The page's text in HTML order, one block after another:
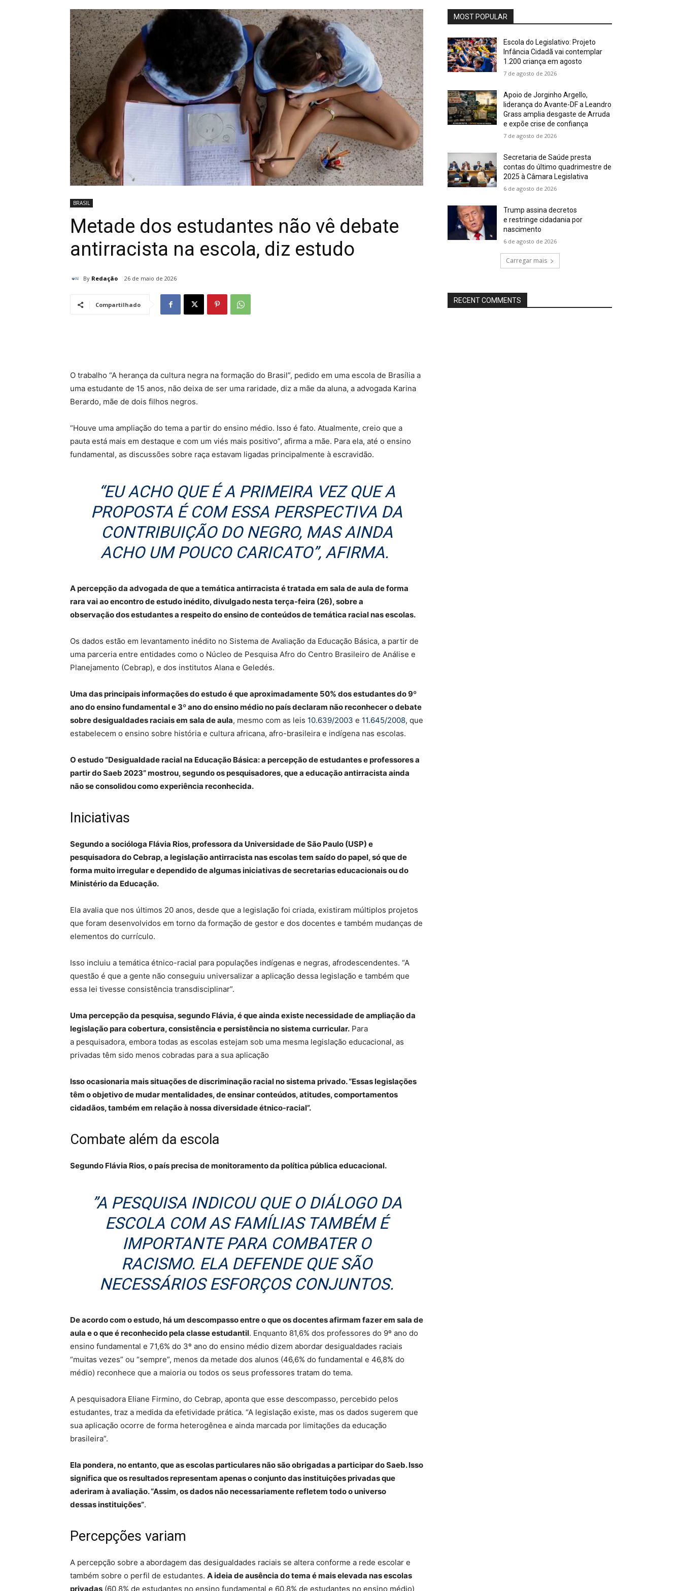
BRASIL
Metade dos estudantes não vê debate
antirracista na escola, diz estudo
By Redação 26 de maio de 2026
Compartilhado
O trabalho “A herança da cultura negra na formação do Brasil”, pedido em uma escola de Brasília a
uma estudante de 15 anos, não deixa de ser uma raridade, diz a mãe da aluna, a advogada Karina
Berardo, mãe de dois filhos negros.
“Houve uma ampliação do tema a partir do ensino médio. Isso é fato. Atualmente, creio que a
pauta está mais em destaque e com um viés mais positivo”, afirma a mãe. Para ela, até o ensino
fundamental, as discussões sobre raça estavam ligadas principalmente à escravidão.
“EU ACHO QUE É A PRIMEIRA VEZ QUE A
PROPOSTA É COM ESSA PERSPECTIVA DA
CONTRIBUIÇÃO DO NEGRO, MAS AINDA
ACHO UM POUCO CARICATO”, AFIRMA.
A percepção da advogada de que a temática antirracista é tratada em sala de aula de forma
rara vai ao encontro de estudo inédito, divulgado nesta terça-feira (26), sobre a
observação dos estudantes a respeito do ensino de conteúdos de temática racial nas escolas.
Os dados estão em levantamento inédito no Sistema de Avaliação da Educação Básica, a partir de
uma parceria entre entidades como o Núcleo de Pesquisa Afro do Centro Brasileiro de Análise e
Planejamento (Cebrap), e dos institutos Alana e Geledés.
Uma das principais informações do estudo é que aproximadamente 50% dos estudantes do 9º
ano do ensino fundamental e 3º ano do ensino médio no país declaram não reconhecer o debate
sobre desigualdades raciais em sala de aula, mesmo com as leis 10.639/2003 e 11.645/2008, que
estabelecem o ensino sobre história e cultura africana, afro-brasileira e indígena nas escolas.
O estudo “Desigualdade racial na Educação Básica: a percepção de estudantes e professores a
partir do Saeb 2023” mostrou, segundo os pesquisadores, que a educação antirracista ainda
não se consolidou como experiência reconhecida.
Iniciativas
Segundo a socióloga Flávia Rios, professora da Universidade de São Paulo (USP) e
pesquisadora do Cebrap, a legislação antirracista nas escolas tem saído do papel, só que de
forma muito irregular e dependido de algumas iniciativas de secretarias educacionais ou do
Ministério da Educação.
Ela avalia que nos últimos 20 anos, desde que a legislação foi criada, existiram múltiplos projetos
que foram desenvolvidos em torno da formação de gestor e dos docentes e também mudanças de
elementos do currículo.
Isso incluiu a temática étnico-racial para populações indígenas e negras, afrodescendentes. “A
questão é que a gente não conseguiu universalizar a aplicação dessa legislação e também que
essa lei tivesse consistência transdisciplinar”.
Uma percepção da pesquisa, segundo Flávia, é que ainda existe necessidade de ampliação da
legislação para cobertura, consistência e persistência no sistema curricular. Para
a pesquisadora, embora todas as escolas estejam sob uma mesma legislação educacional, as
privadas têm sido menos cobradas para a sua aplicação
Isso ocasionaria mais situações de discriminação racial no sistema privado. “Essas legislações
têm o objetivo de mudar mentalidades, de ensinar conteúdos, atitudes, comportamentos
cidadãos, também em relação à nossa diversidade étnico-racial”.
Combate além da escola
Segundo Flávia Rios, o país precisa de monitoramento da política pública educacional.
”A PESQUISA INDICOU QUE O DIÁLOGO DA
ESCOLA COM AS FAMÍLIAS TAMBÉM É
IMPORTANTE PARA COMBATER O
RACISMO. ELA DEFENDE QUE SÃO
NECESSÁRIOS ESFORÇOS CONJUNTOS.
De acordo com o estudo, há um descompasso entre o que os docentes afirmam fazer em sala de
aula e o que é reconhecido pela classe estudantil. Enquanto 81,6% dos professores do 9º ano do
ensino fundamental e 71,6% do 3º ano do ensino médio dizem abordar desigualdades raciais
“muitas vezes” ou “sempre”, menos da metade dos alunos (46,6% do fundamental e 46,8% do
médio) reconhece que a maioria ou todos os seus professores tratam do tema.
A pesquisadora Eliane Firmino, do Cebrap, aponta que esse descompasso, percebido pelos
estudantes, traz a medida da efetividade prática. “A legislação existe, mas os dados sugerem que
sua aplicação ocorre de forma heterogênea e ainda marcada por limitações da educação
brasileira”.
Ela pondera, no entanto, que as escolas particulares não são obrigadas a participar do Saeb. Isso
significa que os resultados representam apenas o conjunto das instituições privadas que
aderiram à avaliação. “Assim, os dados não necessariamente refletem todo o universo
dessas instituições”.
Percepções variam
A percepção sobre a abordagem das desigualdades raciais se altera conforme a rede escolar e
também sobre o perfil de estudantes. A ideia de ausência do tema é mais elevada nas escolas
privadas (60,8% de estudantes no ensino fundamental e 60,8% de estudantes no ensino médio)
MOST POPULAR
Escola do Legislativo: Projeto
Infância Cidadã vai contemplar
1.200 criança em agosto
7 de agosto de 2026
Apoio de Jorginho Argello,
liderança do Avante-DF a Leandro
Grass amplia desgaste de Arruda
e expõe crise de confiança
7 de agosto de 2026
Secretaria de Saúde presta
contas do último quadrimestre de
2025 à Câmara Legislativa
6 de agosto de 2026
Trump assina decretos
e restringe cidadania por
nascimento
6 de agosto de 2026
Carregar mais
RECENT COMMENTS